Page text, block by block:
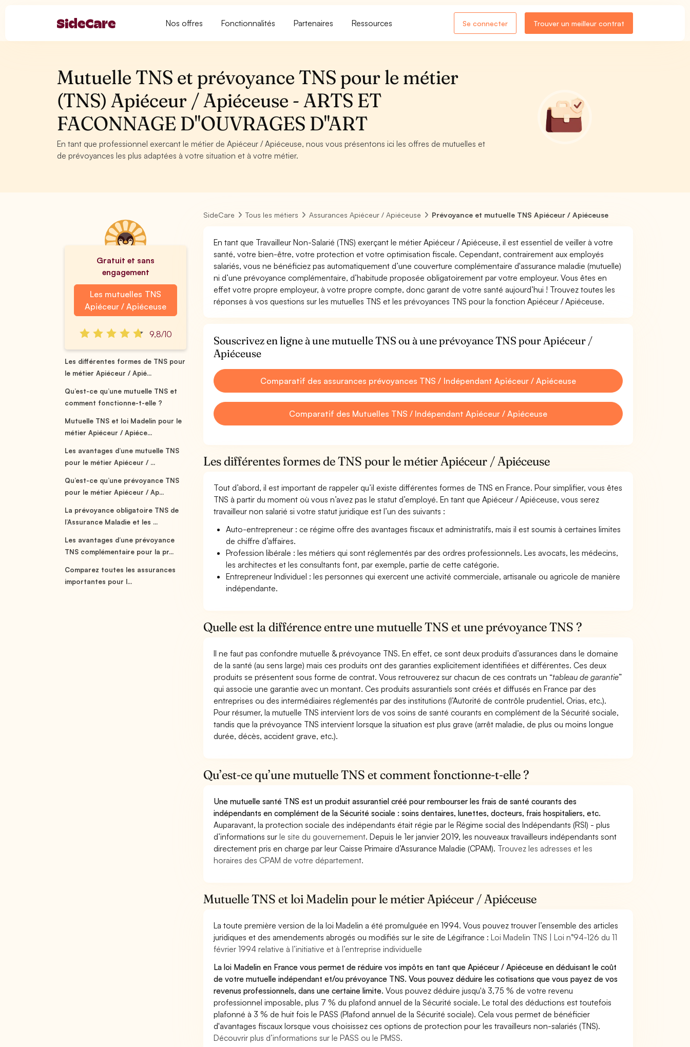
Nos offres Fonctionnalités Partenaires Ressources Se connecter Trouver un meilleur contrat
Mutuelle TNS et prévoyance TNS pour le métier
(TNS) Apiéceur / Apiéceuse - ARTS ET
FACONNAGE D''OUVRAGES D''ART
En tant que professionnel exercant le métier de Apiéceur / Apiéceuse, nous vous présentons ici les offres de mutuelles et
de prévoyances les plus adaptées à votre situation et à votre métier.
Gratuit et sans
engagement
Les mutuelles TNS
Apiéceur / Apiéceuse
9,8/10
Les différentes formes de TNS pour
le métier Apiéceur / Apié...
Qu’est-ce qu’une mutuelle TNS et
comment fonctionne-t-elle ?
Mutuelle TNS et loi Madelin pour le
métier Apiéceur / Apiéce...
Les avantages d’une mutuelle TNS
pour le métier Apiéceur / ...
Qu’est-ce qu’une prévoyance TNS
pour le métier Apiéceur / Ap...
La prévoyance obligatoire TNS de
l’Assurance Maladie et les ...
Les avantages d’une prévoyance
TNS complémentaire pour la pr...
Comparez toutes les assurances
importantes pour l...
SideCare Tous les métiers Assurances Apiéceur / Apiéceuse Prévoyance et mutuelle TNS Apiéceur / Apiéceuse
En tant que Travailleur Non-Salarié (TNS) exerçant le métier Apiéceur / Apiéceuse, il est essentiel de veiller à votre
santé, votre bien-être, votre protection et votre optimisation fiscale. Cependant, contrairement aux employés
salariés, vous ne bénéficiez pas automatiquement d’une couverture complémentaire d'assurance maladie (mutuelle)
ni d’une prévoyance complémentaire, d’habitude proposée obligatoirement par votre employeur. Vous êtes en
effet votre propre employeur, à votre propre compte, donc garant de votre santé aujourd’hui ! Trouvez toutes les
réponses à vos questions sur les mutuelles TNS et les prévoyances TNS pour la fonction Apiéceur / Apiéceuse.
Souscrivez en ligne à une mutuelle TNS ou à une prévoyance TNS pour Apiéceur /
Apiéceuse
Comparatif des assurances prévoyances TNS / Indépendant Apiéceur / Apiéceuse
Comparatif des Mutuelles TNS / Indépendant Apiéceur / Apiéceuse
Les différentes formes de TNS pour le métier Apiéceur / Apiéceuse
Tout d’abord, il est important de rappeler qu’il existe différentes formes de TNS en France. Pour simplifier, vous êtes
TNS à partir du moment où vous n’avez pas le statut d’employé. En tant que Apiéceur / Apiéceuse, vous serez
travailleur non salarié si votre statut juridique est l’un des suivants :
Auto-entrepreneur : ce régime offre des avantages fiscaux et administratifs, mais il est soumis à certaines limites
de chiffre d’affaires.
Profession libérale : les métiers qui sont réglementés par des ordres professionnels. Les avocats, les médecins,
les architectes et les consultants font, par exemple, partie de cette catégorie.
Entrepreneur Individuel : les personnes qui exercent une activité commerciale, artisanale ou agricole de manière
indépendante.
Quelle est la différence entre une mutuelle TNS et une prévoyance TNS ?
Il ne faut pas confondre mutuelle & prévoyance TNS. En effet, ce sont deux produits d’assurances dans le domaine
de la santé (au sens large) mais ces produits ont des garanties explicitement identifiées et différentes. Ces deux
produits se présentent sous forme de contrat. Vous retrouverez sur chacun de ces contrats un “tableau de garantie”
qui associe une garantie avec un montant. Ces produits assurantiels sont créés et diffusés en France par des
entreprises ou des intermédiaires réglementés par des institutions (l’Autorité de contrôle prudentiel, Orias, etc.).
Pour résumer, la mutuelle TNS intervient lors de vos soins de santé courants en complément de la Sécurité sociale,
tandis que la prévoyance TNS intervient lorsque la situation est plus grave (arrêt maladie, de plus ou moins longue
durée, décès, accident grave, etc.).
Qu’est-ce qu’une mutuelle TNS et comment fonctionne-t-elle ?
Une mutuelle santé TNS est un produit assurantiel créé pour rembourser les frais de santé courants des
indépendants en complément de la Sécurité sociale : soins dentaires, lunettes, docteurs, frais hospitaliers, etc.
Auparavant, la protection sociale des indépendants était régie par le Régime social des Indépendants (RSI) - plus
d’informations surle site du gouvernement. Depuis le 1er janvier 2019, les nouveaux travailleurs indépendants sont
directement pris en charge par leur Caisse Primaire d’Assurance Maladie (CPAM). Trouvez les adresses et les
horaires des CPAM de votre département.
Mutuelle TNS et loi Madelin pour le métier Apiéceur / Apiéceuse
La toute première version de la loi Madelin a été promulguée en 1994. Vous pouvez trouver l’ensemble des articles
juridiques et des amendements abrogés ou modifiés sur le site de Légifrance :Loi Madelin TNS | Loi n°94-126 du 11
février 1994 relative à l’initiative et à l’entreprise individuelle
La loi Madelin en France vous permet de réduire vos impôts en tant que Apiéceur / Apiéceuse en déduisant le coût
de votre mutuelle indépendant et/ou prévoyance TNS. Vous pouvez déduire les cotisations que vous payez de vos
revenus professionnels, dans une certaine limite.Vous pouvez déduire jusqu'à 3,75 % de votre revenu
professionnel imposable, plus 7 % du plafond annuel de la Sécurité sociale. Le total des déductions est toutefois
plafonné à 3 % de huit fois le PASS (Plafond annuel de la Sécurité sociale). Cela vous permet de bénéficier
d'avantages fiscaux lorsque vous choisissez ces options de protection pour les travailleurs non-salariés (TNS).
Découvrir plus d’informations sur le PASS ou le PMSS.